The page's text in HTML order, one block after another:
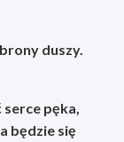
duszy.
serce pęka,
będzie się